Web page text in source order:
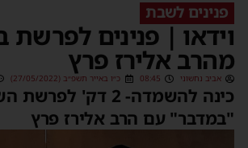
פנינים לשבת
וידאו | פנינים לפרשת
מהרב אלירז פרץ
אביב נחשוני 08:45 כ״ו באייר תשפ״ב (27/05/2022)
כינה להשמדה- 2 דק'
"במדבר" עם הרב אלירז פרץ